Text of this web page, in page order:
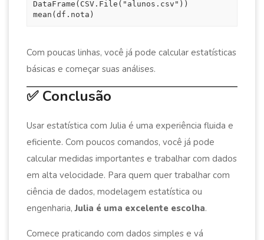
DataFrame(CSV.File("alunos.csv"))
Com poucas linhas, você já pode calcular estatísticas
básicas e começar suas análises.
✅ Conclusão
Usar estatística com Julia é uma experiência fluida e
eficiente. Com poucos comandos, você já pode
calcular medidas importantes e trabalhar com dados
em alta velocidade. Para quem quer trabalhar com
ciência de dados, modelagem estatística ou
engenharia,Julia é uma excelente escolha.
Comece praticando com dados simples e vá